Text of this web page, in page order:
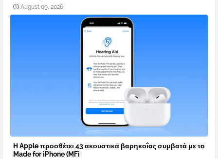
August 09, 2026
Η Apple προσθέτει 43 ακουστικά βαρηκοΐας συμβατά με το
Made for iPhone (MFi